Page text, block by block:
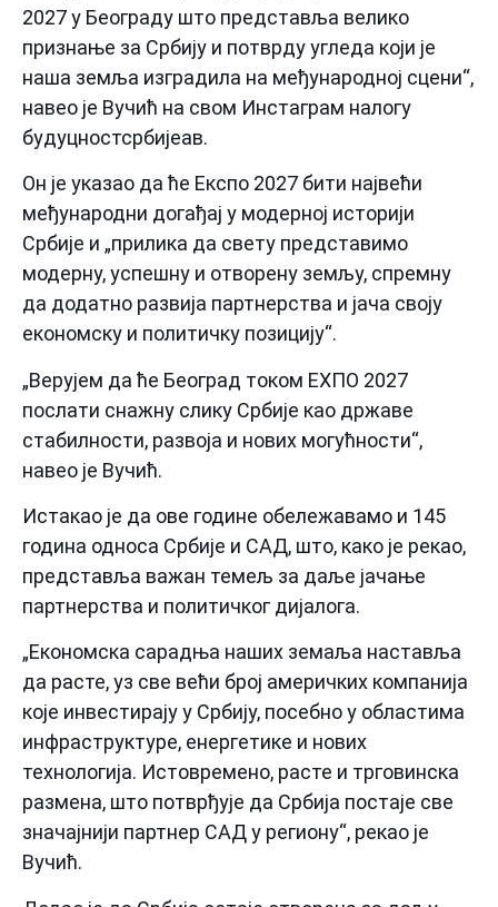
2027 у Београду што представља велико
признање за Србију и потврду угледа који је
наша земља изградила на међународној сцени“,
навео је Вучић на свом Инстаграм налогу
будуцностсрбијеав.
Он је указао да ће Експо 2027 бити највећи
међународни догађај у модерној историји
Србије и „прилика да свету представимо
модерну, успешну и отворену земљу, спремну
да додатно развија партнерства и јача своју
економску и политичку позицију“.
„Верујем да ће Београд током ЕXПО 2027
послати снажну слику Србије као државе
стабилности, развоја и нових могућности“,
навео је Вучић.
Истакао је да ове године обележавамо и 145
година односа Србије и САД, што, како је рекао,
представља важан темељ за даље јачање
партнерства и политичког дијалога.
„Економска сарадња наших земаља наставља
да расте, уз све већи број америчких компанија
које инвестирају у Србију, посебно у областима
инфраструктуре, енергетике и нових
технологија. Истовремено, расте и трговинска
размена, што потврђује да Србија постаје све
значајнији партнер САД у региону“, рекао је
Вучић.